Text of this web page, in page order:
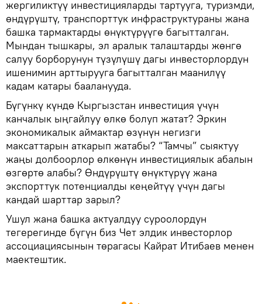
жергиликтүү инвестицияларды тартууга, туризмди,
өндүрүштү, транспорттук инфраструктураны жана
башка тармактарды өнүктүрүүгө багытталган.
Мындан тышкары, эл аралык талаштарды жөнгө
салуу борборунун түзүлүшү дагы инвесторлордун
ишенимин арттырууга багытталган маанилүү
кадам катары бааланууда.
Бүгүнкү күндө Кыргызстан инвестиция үчүн
канчалык ыңгайлуу өлкө болуп жатат? Эркин
экономикалык аймактар өзүнүн негизги
максаттарын аткарып жатабы? “Тамчы” сыяктуу
жаңы долбоорлор өлкөнүн инвестициялык абалын
өзгөртө алабы? Өндүрүштү өнүктүрүү жана
экспорттук потенциалды кеңейтүү үчүн дагы
кандай шарттар зарыл?
Ушул жана башка актуалдуу суроолордун
тегерегинде бүгүн биз Чет элдик инвесторлор
ассоциациясынын төрагасы Кайрат Итибаев менен
маектештик.